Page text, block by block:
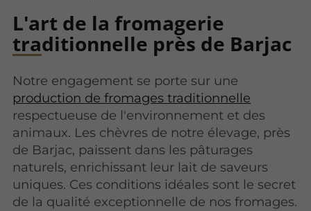
L'art de la fromagerie
traditionnelle près de Barjac
Notre engagement se porte sur une
production de fromages traditionnelle
respectueuse de l'environnement et des
animaux. Les chèvres de notre élevage, près
de Barjac, paissent dans les pâturages
naturels, enrichissant leur lait de saveurs
uniques. Ces conditions idéales sont le secret
de la qualité exceptionnelle de nos fromages.